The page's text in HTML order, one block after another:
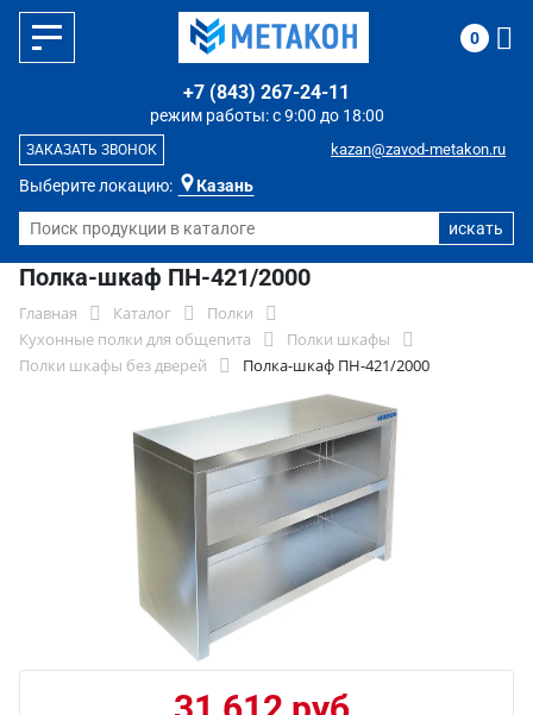
Выберите локацию: Казань
режим работы: с 9:00 до 18:00
+7 (843) 267-24-11
kazan@zavod-metakon.ru
ЗАКАЗАТЬ ЗВОНОК
0
Полка-шкаф ПН-421/2000
Главная Каталог
Полки
Кухонные полки для общепита
Полки шкафы
Полки шкафы без дверей
Полка-шкаф ПН-421/2000